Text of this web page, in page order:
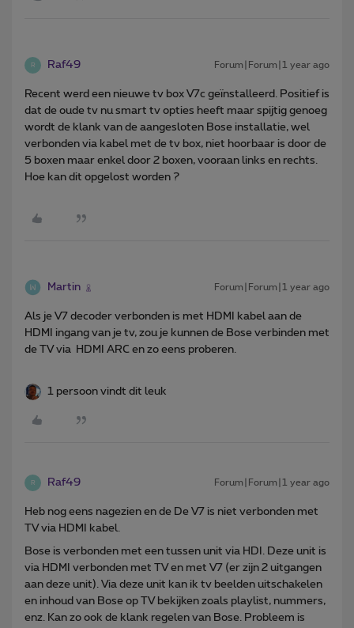
R Raf49 Forum|Forum|1 year ago
Recent werd een nieuwe tv box V7c geïnstalleerd. Positief is
dat de oude tv nu smart tv opties heeft maar spijtig genoeg
wordt de klank van de aangesloten Bose installatie, wel
verbonden via kabel met de tv box, niet hoorbaar is door de
5 boxen maar enkel door 2 boxen, vooraan links en rechts.
Hoe kan dit opgelost worden ?
Martin Forum|Forum|1 year ago
Als je V7 decoder verbonden is met HDMI kabel aan de
HDMI ingang van je tv, zou je kunnen de Bose verbinden met
de TV via HDMI ARC en zo eens proberen.
1 persoon vindt dit leuk
R Raf49 Forum|Forum|1 year ago
Heb nog eens nagezien en de De V7 is niet verbonden met
TV via HDMI kabel.
Bose is verbonden met een tussen unit via HDI. Deze unit is
via HDMI verbonden met TV en met V7 (er zijn 2 uitgangen
aan deze unit). Via deze unit kan ik tv beelden uitschakelen
en inhoud van Bose op TV bekijken zoals playlist, nummers,
enz. Kan zo ook de klank regelen van Bose. Probleem is